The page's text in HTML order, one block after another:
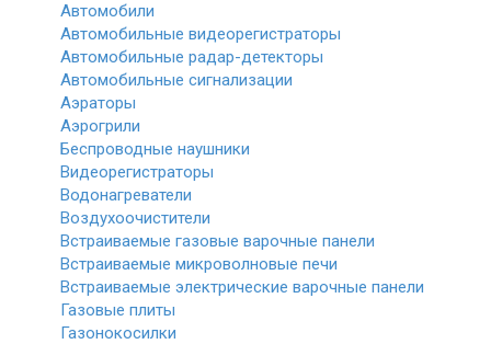
Автомобили
Автомобильные видеорегистраторы
Автомобильные радар-детекторы
Автомобильные сигнализации
Аэраторы
Аэрогрили
Беспроводные наушники
Видеорегистраторы
Водонагреватели
Воздухоочистители
Встраиваемые газовые варочные панели
Встраиваемые микроволновые печи
Встраиваемые электрические варочные панели
Газовые плиты
Газонокосилки